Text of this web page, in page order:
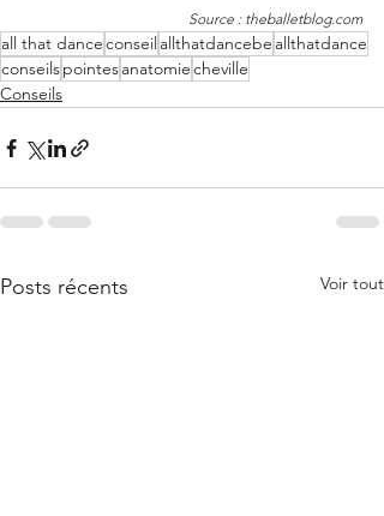
Source : theballetblog.com
all that danceconseil allthatdancebe allthatdance
conseilspointesanatomiecheville
Conseils
Posts récents Voir tout